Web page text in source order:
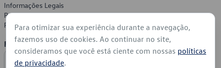
Informações Legais
Política de Privacidade
Política de Cookies
Formas de Pagamento
Para otimizar sua experiência durante a navegação,
fazemos uso de cookies. Ao continuar no site,
consideramos que você está ciente com nossas políticas
de privacidade.